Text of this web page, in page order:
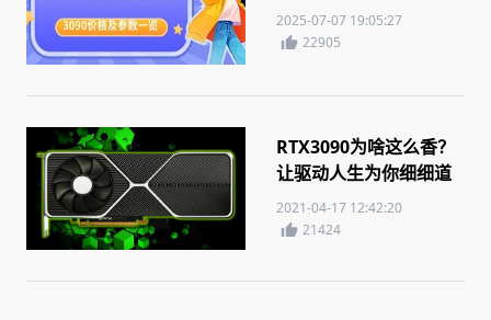
2025-07-07 19:05:27
22905
RTX3090为啥这么香？
让驱动人生为你细细道
来！
2021-04-17 12:42:20
21424